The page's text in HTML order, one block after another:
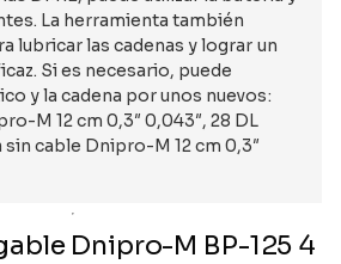
La herramienta también
lubricar las cadenas y lograr un
Si es necesario, puede
y la cadena por unos nuevos:
M 12 cm 0,3″ 0,043″, 28 DL
cable Dnipro-M 12 cm 0,3″
Dnipro-M BP-125 4